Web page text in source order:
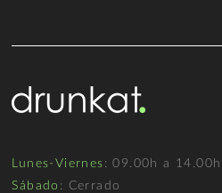
Lunes-Viernes : 09.00h a
Sábado : Cerrado